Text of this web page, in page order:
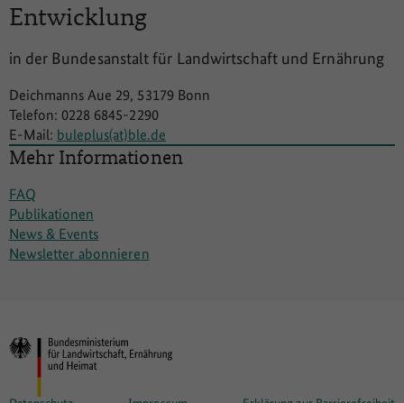
Entwicklung
in der Bundesanstalt für Landwirtschaft und Ernährung
Deichmanns Aue 29, 53179 Bonn
Telefon: 0228 6845-2290
E-Mail: buleplus(at)ble.de
Mehr Informationen
FAQ
Publikationen
News & Events
Newsletter abonnieren